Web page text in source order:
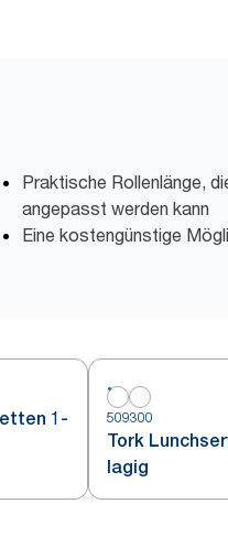
Praktische Rollenlänge,
angepasst werden kann
Eine kostengünstige
1-
509300
Tork
lagig